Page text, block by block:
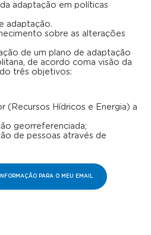
adaptação em políticas
adaptação.
sobre as alterações
de um plano de adaptação
de acordo coma visão da
três objetivos:
(Recursos Hídricos e Energia) a
georreferenciada;
de pessoas através de
PARA O MEU EMAIL